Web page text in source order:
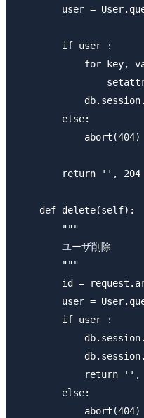
user =
        if user :
for key,
        else:
            abort(404)
        return '', 204
    def delete(self):
        """
        ユーザ削除
        """
id =
user =
        if user :
return '',
        else:
            abort(404)